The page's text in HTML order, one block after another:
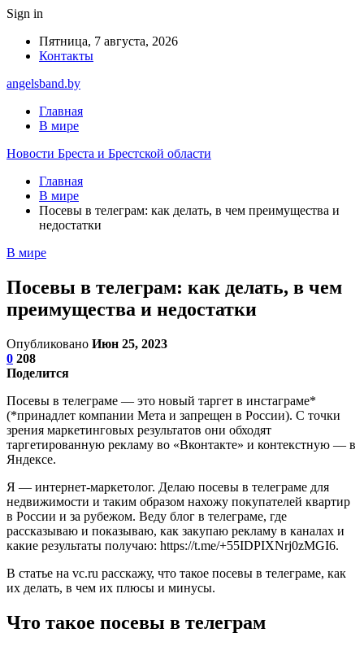
Sign in
Пятница, 7 августа, 2026
Контакты
angelsband.by
Главная
В мире
Новости Бреста и Брестской области
Главная
В мире
Посевы в телеграм: как делать, в чем преимущества и
недостатки
В мире
Посевы в телеграм: как делать, в чем
преимущества и недостатки
Опубликовано Июн 25, 2023
0 208
Поделится
Посевы в телеграме — это новый таргет в инстаграме*
(*принадлет компании Мета и запрещен в России). С точки
зрения маркетинговых результатов они обходят
таргетированную рекламу во «Вконтакте» и контекстную — в
Яндексе.
Я — интернет-маркетолог. Делаю посевы в телеграме для
недвижимости и таким образом нахожу покупателей квартир
в России и за рубежом. Веду блог в телеграме, где
рассказываю и показываю, как закупаю рекламу в каналах и
какие результаты получаю: https://t.me/+55IDPIXNrj0zMGI6.
В статье на vc.ru расскажу, что такое посевы в телеграме, как
их делать, в чем их плюсы и минусы.
Что такое посевы в телеграм